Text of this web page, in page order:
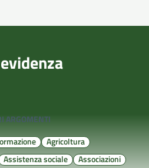
ARGOMENTI
Agricoltura
Assistenza sociale
Associazioni